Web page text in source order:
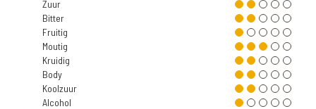
Zuur
Bitter
Fruitig
Moutig
Kruidig
Body
Koolzuur
Alcohol